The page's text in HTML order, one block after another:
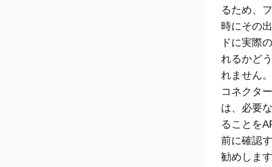
るため、
時にその
ドに実際
れるかど
れません
コネクタ
は、必要
ることを
前に確認
勧めしま